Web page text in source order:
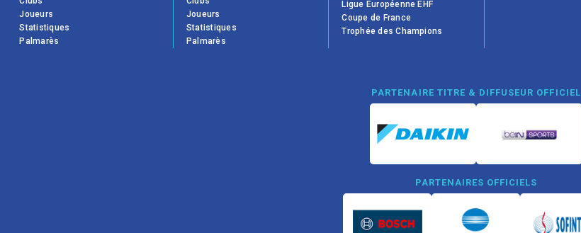
Joueurs
Statistiques
Palmarès
Joueurs
Statistiques
Palmarès
Ligue Européenne EHF
Coupe de France
Trophée des Champions
PARTENAIRE TITRE & DIFFUSEUR OFFICIEL
PARTENAIRES OFFICIELS